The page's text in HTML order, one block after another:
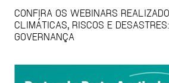
CONFIRA OS WEBINARS
CLIMÁTICAS, RISCOS E
GOVERNANÇA